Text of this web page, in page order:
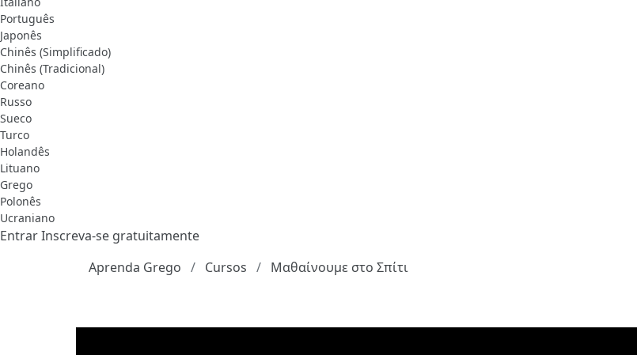
Português
Japonês
Chinês (Simplificado)
Chinês (Tradicional)
Coreano
Russo
Sueco
Turco
Holandês
Lituano
Grego
Polonês
Ucraniano
EntrarInscreva-se gratuitamente
Aprenda Grego
Cursos Μαθαίνουμε στο Σπίτι